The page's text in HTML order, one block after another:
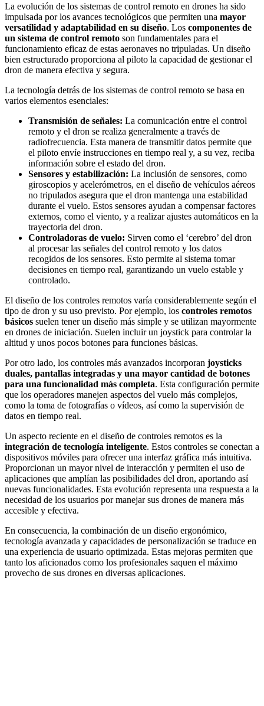
La evolución de los sistemas de control remoto en drones ha sido
impulsada por los avances tecnológicos que permiten una mayor
versatilidad y adaptabilidad en su diseño. Los componentes de
un sistema de control remoto son fundamentales para el
funcionamiento eficaz de estas aeronaves no tripuladas. Un diseño
bien estructurado proporciona al piloto la capacidad de gestionar el
dron de manera efectiva y segura.
La tecnología detrás de los sistemas de control remoto se basa en
varios elementos esenciales:
Transmisión de señales: La comunicación entre el control
remoto y el dron se realiza generalmente a través de
radiofrecuencia. Esta manera de transmitir datos permite que
el piloto envíe instrucciones en tiempo real y, a su vez, reciba
información sobre el estado del dron.
Sensores y estabilización: La inclusión de sensores, como
giroscopios y acelerómetros, en el diseño de vehículos aéreos
no tripulados asegura que el dron mantenga una estabilidad
durante el vuelo. Estos sensores ayudan a compensar factores
externos, como el viento, y a realizar ajustes automáticos en la
trayectoria del dron.
Controladoras de vuelo: Sirven como el ‘cerebro’ del dron
al procesar las señales del control remoto y los datos
recogidos de los sensores. Esto permite al sistema tomar
decisiones en tiempo real, garantizando un vuelo estable y
controlado.
El diseño de los controles remotos varía considerablemente según el
tipo de dron y su uso previsto. Por ejemplo, los controles remotos
básicos suelen tener un diseño más simple y se utilizan mayormente
en drones de iniciación. Suelen incluir un joystick para controlar la
altitud y unos pocos botones para funciones básicas.
Por otro lado, los controles más avanzados incorporan joysticks
duales, pantallas integradas y una mayor cantidad de botones
para una funcionalidad más completa. Esta configuración permite
que los operadores manejen aspectos del vuelo más complejos,
como la toma de fotografías o vídeos, así como la supervisión de
datos en tiempo real.
Un aspecto reciente en el diseño de controles remotos es la
integración de tecnología inteligente. Estos controles se conectan a
dispositivos móviles para ofrecer una interfaz gráfica más intuitiva.
Proporcionan un mayor nivel de interacción y permiten el uso de
aplicaciones que amplían las posibilidades del dron, aportando así
nuevas funcionalidades. Esta evolución representa una respuesta a la
necesidad de los usuarios por manejar sus drones de manera más
accesible y efectiva.
En consecuencia, la combinación de un diseño ergonómico,
tecnología avanzada y capacidades de personalización se traduce en
una experiencia de usuario optimizada. Estas mejoras permiten que
tanto los aficionados como los profesionales saquen el máximo
provecho de sus drones en diversas aplicaciones.